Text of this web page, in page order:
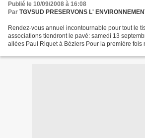
Publié le 10/09/2008 à 16:08
Par TGVSUD PRESERVONS L'
Rendez-vous annuel incontournable pour tout le
associations tiendront le pavé: samedi 13
allées Paul Riquet à Béziers Pour la première fois